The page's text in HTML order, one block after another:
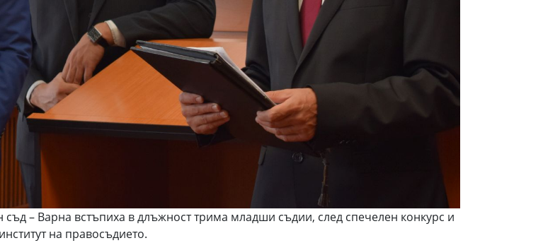
– Варна встъпиха в длъжност трима младши съдии, след спечелен конкурс и
на правосъдието.